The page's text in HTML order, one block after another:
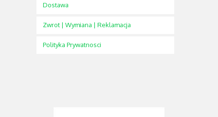
Dostawa
Zwrot | Wymiana | Reklamacja
Polityka Prywatnosci